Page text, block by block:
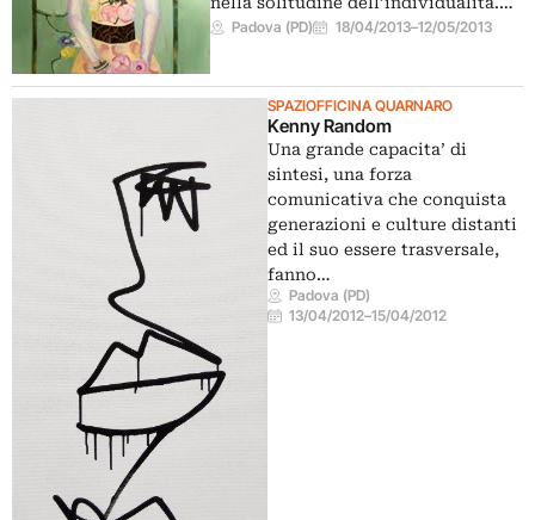
Padova (PD) 18/04/2013–12/05/2013
SPAZIOFFICINA QUARNARO
Kenny Random
Una grande capacita’ di
sintesi, una forza
comunicativa che conquista
generazioni e culture distanti
ed il suo essere trasversale,
fanno…
Padova (PD)
13/04/2012–15/04/2012